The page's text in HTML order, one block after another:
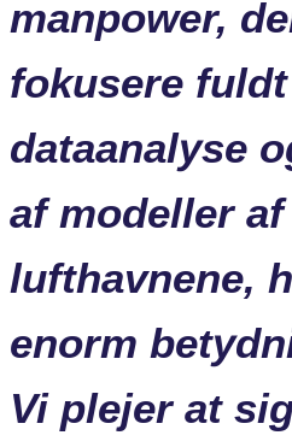
manpower,
fokusere
dataanalyse
af modeller af
lufthavnene,
enorm
Vi plejer at